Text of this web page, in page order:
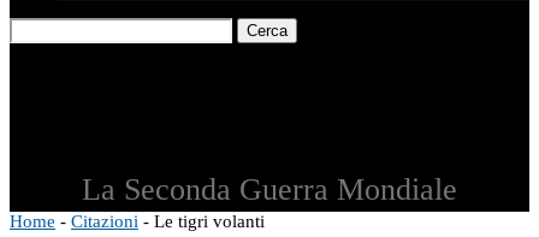
Cerca
La Seconda Guerra Mondiale
Home - Citazioni - Le tigri volanti